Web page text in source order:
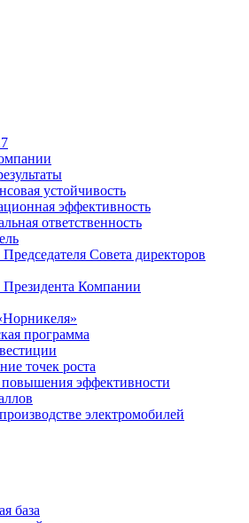
устойчивость
эффективность
ответственность
Совета директоров
Компании
программа
точек роста
эффективности
электромобилей
база